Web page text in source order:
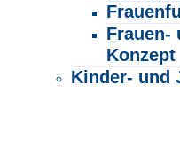
Frauen-
Konzept
Kinder- und